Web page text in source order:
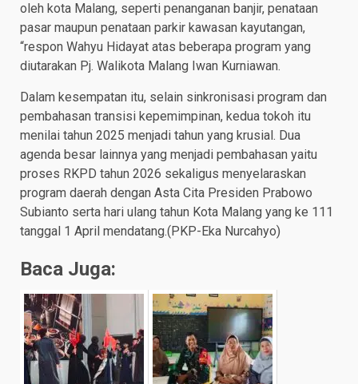
oleh kota Malang, seperti penanganan banjir, penataan
pasar maupun penataan parkir kawasan kayutangan,
“respon Wahyu Hidayat atas beberapa program yang
diutarakan Pj. Walikota Malang Iwan Kurniawan.
Dalam kesempatan itu, selain sinkronisasi program dan
pembahasan transisi kepemimpinan, kedua tokoh itu
menilai tahun 2025 menjadi tahun yang krusial. Dua
agenda besar lainnya yang menjadi pembahasan yaitu
proses RKPD tahun 2026 sekaligus menyelaraskan
program daerah dengan Asta Cita Presiden Prabowo
Subianto serta hari ulang tahun Kota Malang yang ke 111
tanggal 1 April mendatang.(PKP-Eka Nurcahyo)
Baca Juga: